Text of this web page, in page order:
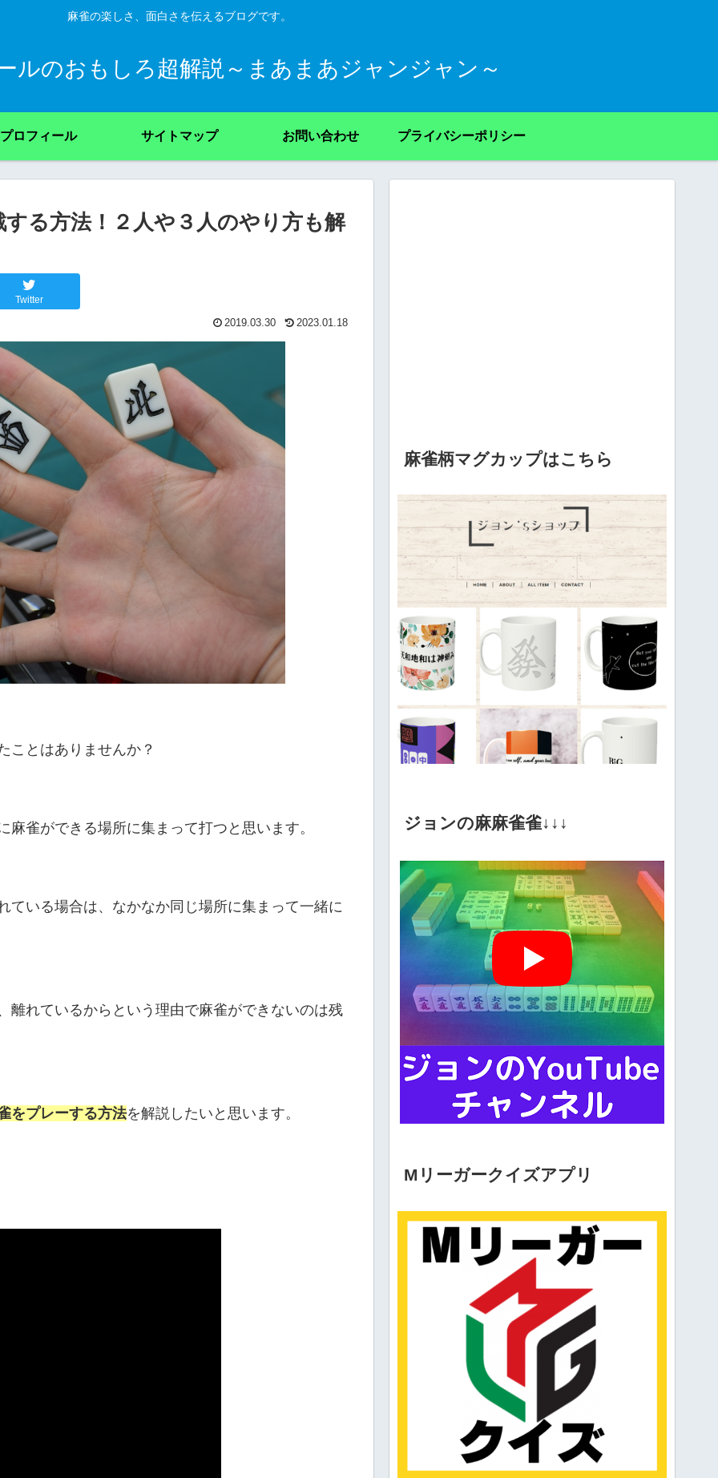
麻雀の楽しさ、面白さを伝えるブログです。
ルのおもしろ超解説～まあまあジャンジャン～
プロフィール サイトマップ お問い合わせ プライバシーポリシー
る方法！２人や３人のやり方も解
Twitter
2019.03.30 2023.01.18
ことはありませんか？
雀ができる場所に集まって打つと思います。
ている場合は、なかなか同じ場所に集まって一緒に
離れているからという理由で麻雀ができないのは残
をプレーする方法を解説したいと思います。
麻雀柄マグカップはこちら
ジョンの麻麻雀雀↓↓↓
Mリーガークイズアプリ